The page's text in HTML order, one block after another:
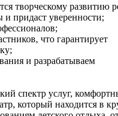
творческому развитию
и придаст уверенности;
что гарантирует
и разрабатываем
спектр услуг,
который находится в